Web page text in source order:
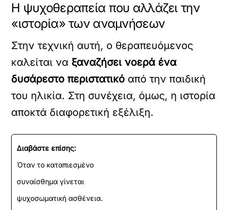
Η ψυχοθεραπεία που αλλάζει την
«ιστορία» των αναμνήσεων
Στην τεχνική αυτή, ο θεραπευόμενος
καλείται να ξαναζήσει νοερά ένα
δυσάρεστο περιστατικό από την παιδική
του ηλικία. Στη συνέχεια, όμως, η ιστορία
αποκτά διαφορετική εξέλιξη.
Διαβάστε επίσης:
Όταν το καταπιεσμένο
συναίσθημα γίνεται
ψυχοσωματική ασθένεια.